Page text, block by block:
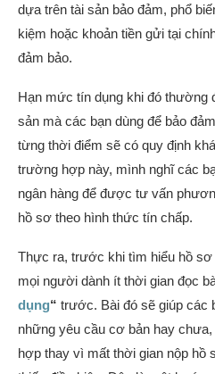
dựa trên tài sản bảo đảm, phổ
kiệm hoặc khoản tiền gửi tại
đảm bảo.
Hạn mức tín dụng khi đó thường
sản mà các bạn dùng để bảo
từng thời điểm sẽ có quy định
trường hợp này, mình nghĩ các
ngân hàng để được tư vấn
hồ sơ theo hình thức tín chấp.
Thực ra, trước khi tìm hiểu hồ
mọi người dành ít thời gian đọc
dụng“ trước. Bài đó sẽ giúp các
những yêu cầu cơ bản hay
hợp thay vì mất thời gian nộp hồ